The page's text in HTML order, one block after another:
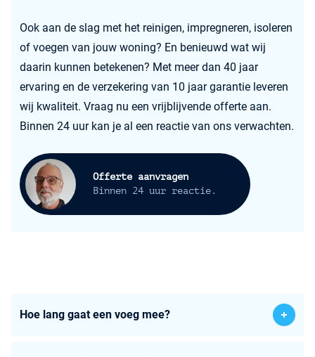
Ook aan de slag met het reinigen, impregneren, isoleren
of voegen van jouw woning? En benieuwd wat wij
daarin kunnen betekenen? Met meer dan 40 jaar
ervaring en de verzekering van 10 jaar garantie leveren
wij kwaliteit. Vraag nu een vrijblijvende offerte aan.
Binnen 24 uur kan je al een reactie van ons verwachten.
Offerte aanvragen
Binnen 24 uur reactie.
Hoe lang gaat een voeg mee?